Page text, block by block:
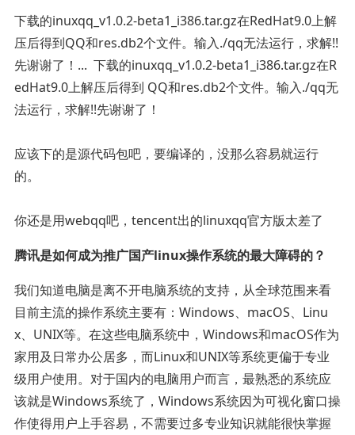
下载的inuxqq_v1.0.2-beta1_i386.tar.gz在RedHat9.0上解
压后得到QQ和res.db2个文件。输入./qq无法运行，求解!!
先谢谢了！... 下载的inuxqq_v1.0.2-beta1_i386.tar.gz在R
edHat9.0上解压后得到 QQ和res.db2个文件。输入./qq无
法运行，求解!!先谢谢了！
应该下的是源代码包吧，要编译的，没那么容易就运行
的。
你还是用webqq吧，tencent出的linuxqq官方版太差了
腾讯是如何成为推广国产linux操作系统的最大障碍的？
我们知道电脑是离不开电脑系统的支持，从全球范围来看
目前主流的操作系统主要有：Windows、macOS、Linu
x、UNIX等。在这些电脑系统中，Windows和macOS作为
家用及日常办公居多，而Linux和UNIX等系统更偏于专业
级用户使用。对于国内的电脑用户而言，最熟悉的系统应
该就是Windows系统了，Windows系统因为可视化窗口操
作使得用户上手容易，不需要过多专业知识就能很快掌握